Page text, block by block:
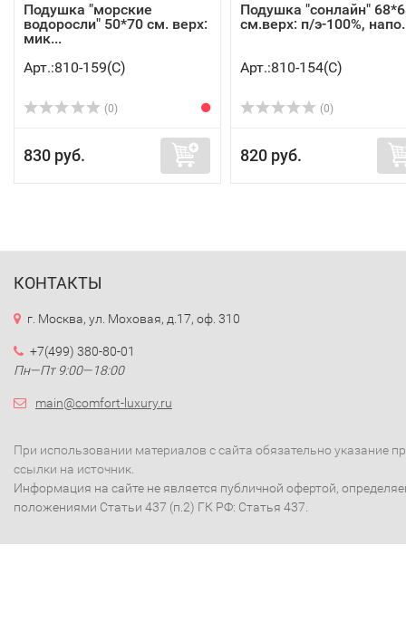
Подушка "морские
водоросли" 50*70 см. верх:
мик...
Арт.:810-159(C)
(0)
830 руб.
Подушка "сонлайн"
см.верх: п/э-100%,
Арт.:810-154(C)
(0)
820 руб.
КОНТАКТЫ
г. Москва, ул. Моховая, д.17, оф. 310
+7(499) 380-80-01
Пн—Пт 9:00—18:00
main@comfort-luxury.ru
При использовании материалов с сайта обязательно указание
ссылки на источник.
Информация на сайте не является публичной офертой,
положениями Статьи 437 (п.2) ГК РФ: Статья 437.